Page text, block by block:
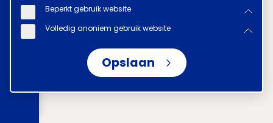
Beperkt gebruik website
Volledig anoniem gebruik website
Opslaan